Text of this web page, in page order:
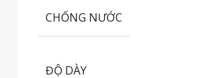
CHỐNG NƯỚC
ĐỘ DÀY